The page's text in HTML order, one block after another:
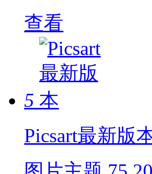
查看
5
Picsart最新版